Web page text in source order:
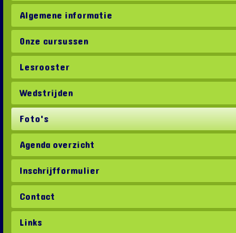
Algemene informatie
Onze cursussen
Lesrooster
Wedstrijden
Foto's
Agenda overzicht
Inschrijfformulier
Contact
Links